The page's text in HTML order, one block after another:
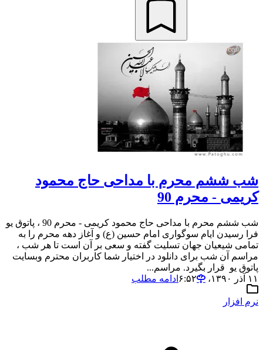
شب ششم محرم با مداحی حاج محمود
کریمی - محرم 90
شب ششم محرم با مداحی حاج محمود کریمی - محرم 90 ، پاتوق یو
فرا رسیدن ایام سوگواری امام حسین (ع) و آغاز دهه محرم را به
تمامی شیعیان جهان تسلیت گفته و سعی بر آن است تا هر شب ،
مراسم آن شب برای دانلود در اختیار شما کاربران محترم وبسایت
پاتوق یو قرار بگیرد. مراسم...
۱۱ آذر ۱۳۹۰،‏ ۶:۵۲
ادامه مطلب
نرم افزار